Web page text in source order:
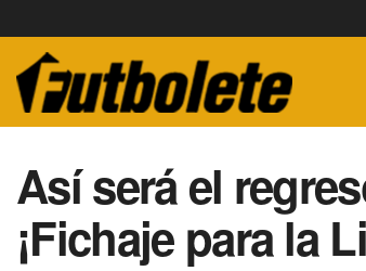
Así será el
¡Fichaje para la